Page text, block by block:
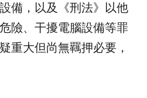
備，以及《刑法》以他
險、干擾電腦設備等罪
重大但尚無羈押必要，